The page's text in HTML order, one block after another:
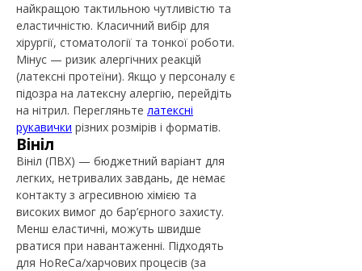
найкращою тактильною чутливістю та
еластичністю. Класичний вибір для
хірургії, стоматології та тонкої роботи.
Мінус — ризик алергічних реакцій
(латексні протеїни). Якщо у персоналу є
підозра на латексну алергію, перейдіть
на нітрил. Перегляньте латексні
рукавички різних розмірів і форматів.
Вініл
Вініл (ПВХ) — бюджетний варіант для
легких, нетривалих завдань, де немає
контакту з агресивною хімією та
високих вимог до бар’єрного захисту.
Менш еластичні, можуть швидше
рватися при навантаженні. Підходять
для HoReCa/харчових процесів (за